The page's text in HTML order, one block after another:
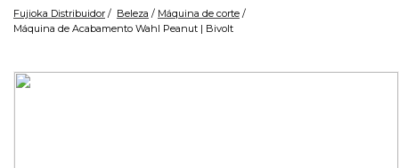
Fujioka Distribuidor Beleza
Máquina de corte
Máquina de Acabamento Wahl Peanut | Bivolt